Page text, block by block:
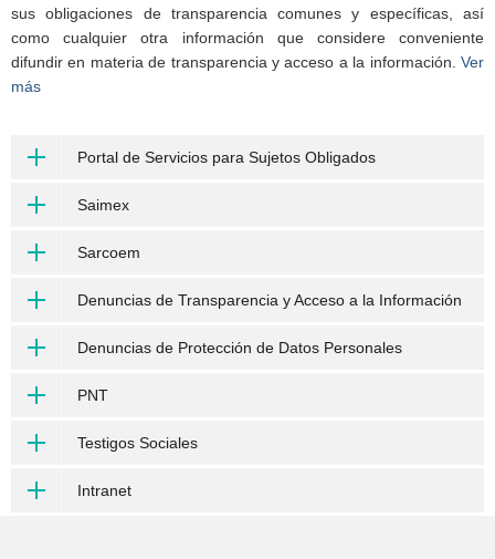
sus obligaciones de transparencia comunes y específicas, así
como cualquier otra información que considere conveniente
difundir en materia de transparencia y acceso a la información. Ver
más
Portal de Servicios para Sujetos Obligados
Saimex
Sarcoem
Denuncias de Transparencia y Acceso a la Información
Denuncias de Protección de Datos Personales
PNT
Testigos Sociales
Intranet